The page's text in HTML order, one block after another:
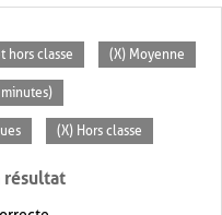
hors classe (X) Moyenne
(X) Hors classe
résultat